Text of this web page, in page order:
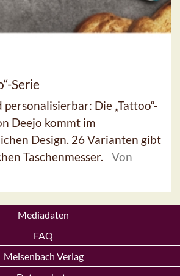
Serie
Die „Tattoo“-
Deejo kommt im
Design. 26 Varianten gibt
Taschenmesser.
Von
Mediadaten
FAQ
Meisenbach Verlag